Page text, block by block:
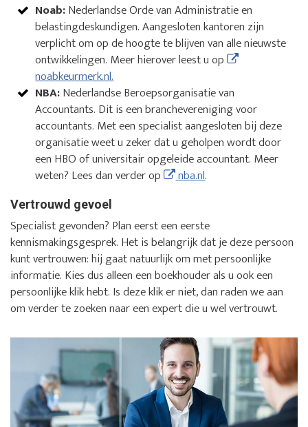
Noab:Nederlandse Orde van Administratie en
belastingdeskundigen. Aangesloten kantoren zijn
verplicht om op de hoogte te blijven van alle nieuwste
ontwikkelingen. Meer hierover leest u op
noabkeurmerk.nl.
NBA:Nederlandse Beroepsorganisatie van
Accountants. Dit is een branchevereniging voor
accountants. Met een specialist aangesloten bij deze
organisatie weet u zeker dat u geholpen wordt door
een HBO of universitair opgeleide accountant. Meer
weten? Lees dan verder op
nba.nl.
Vertrouwd gevoel
Specialist gevonden? Plan eerst een eerste
kennismakingsgesprek. Het is belangrijk dat je deze persoon
kunt vertrouwen: hij gaat natuurlijk om met persoonlijke
informatie. Kies dus alleen een boekhouder als u ook een
persoonlijke klik hebt. Is deze klik er niet, dan raden we aan
om verder te zoeken naar een expert die u wel vertrouwt.